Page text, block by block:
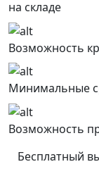
на складе
Возможность
Минимальные
Возможность
Бесплатный